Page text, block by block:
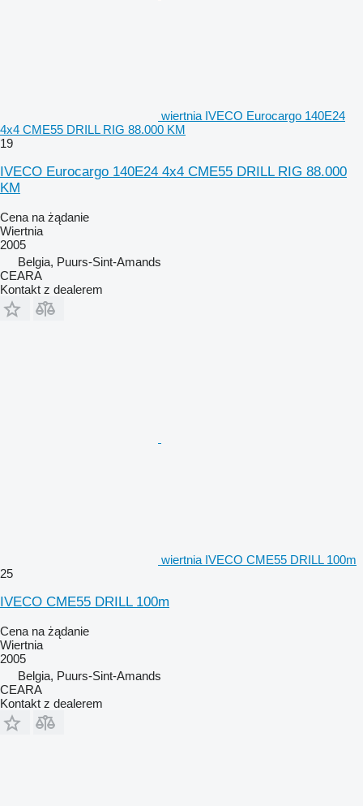
wiertnia IVECO Eurocargo 140E24
4x4 CME55 DRILL RIG 88.000 KM
19
IVECO Eurocargo 140E24 4x4 CME55 DRILL RIG 88.000
KM
Cena na żądanie
Wiertnia
2005
Belgia, Puurs-Sint-Amands
CEARA
Kontakt z dealerem
wiertnia IVECO CME55 DRILL 100m
25
IVECO CME55 DRILL 100m
Cena na żądanie
Wiertnia
2005
Belgia, Puurs-Sint-Amands
CEARA
Kontakt z dealerem